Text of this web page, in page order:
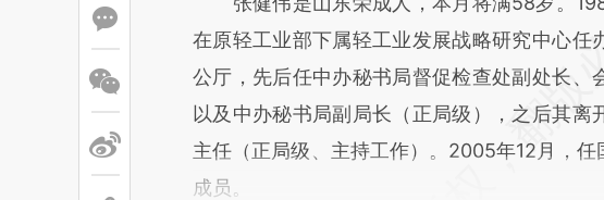
在原轻工业部下属轻工业发展战略研究中心任
公厅，先后任中办秘书局督促检查处副处长、
以及中办秘书局副局长（正局级），之后其离
主任（正局级、主持工作）。2005年12月，
成员。